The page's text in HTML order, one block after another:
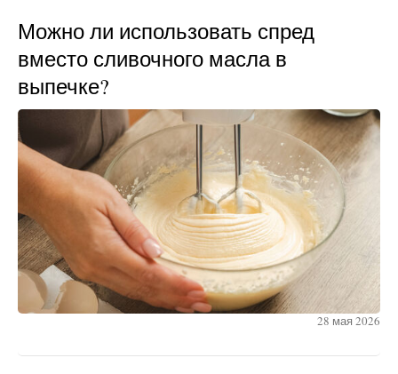
Можно ли использовать спред
вместо сливочного масла в
выпечке?
28 мая 2026